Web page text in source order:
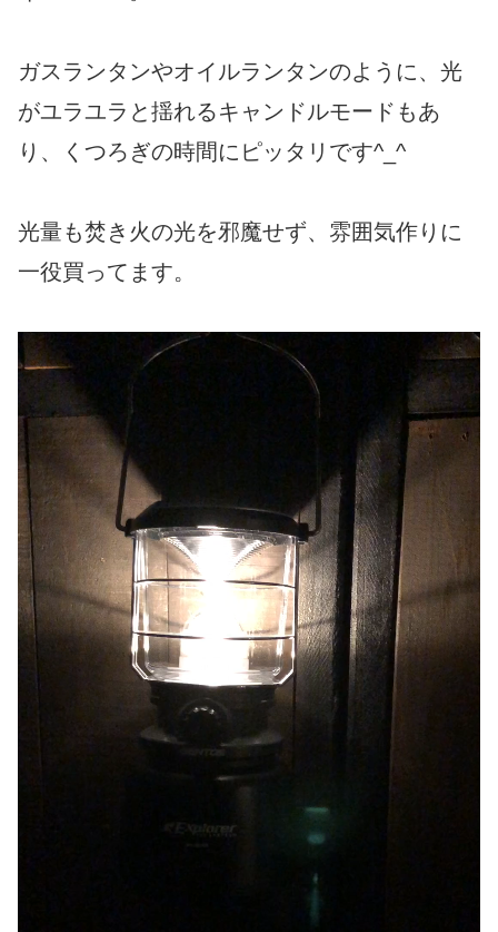
ガスランタンやオイルランタンのように、光
がユラユラと揺れるキャンドルモードもあ
り、くつろぎの時間にピッタリです^_^
光量も焚き火の光を邪魔せず、雰囲気作りに
一役買ってます。